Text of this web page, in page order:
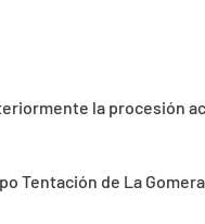
la procesión
de La